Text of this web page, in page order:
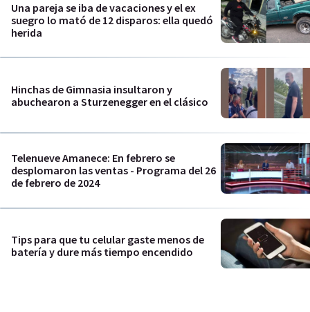
Una pareja se iba de vacaciones y el ex
suegro lo mató de 12 disparos: ella quedó
herida
Hinchas de Gimnasia insultaron y
abuchearon a Sturzenegger en el clásico
Telenueve Amanece: En febrero se
desplomaron las ventas - Programa del 26
de febrero de 2024
Tips para que tu celular gaste menos de
batería y dure más tiempo encendido